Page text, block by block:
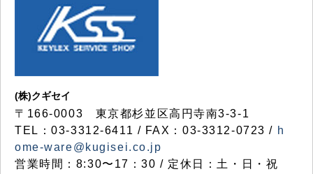
(株)クギセイ
〒166-0003 東京都杉並区高円寺南3-3-1
TEL：03-3312-6411 / FAX：03-3312-0723 / h
ome-ware@kugisei.co.jp
営業時間：8:30〜17：30 / 定休日：土・日・祝